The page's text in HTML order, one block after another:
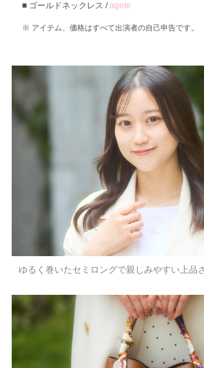
ゴールドネックレス /agete
アイテム、価格はすべて出演者の自己申告です。
ゆるく巻いたセミロングで親しみやすい上品